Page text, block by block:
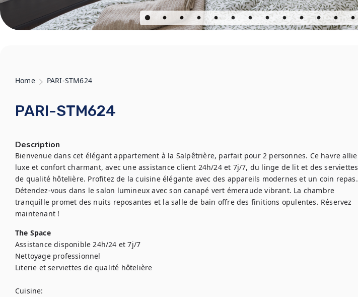
Home PARI-STM624
PARI-STM624
Description
Bienvenue dans cet élégant appartement à la Salpêtrière, parfait pour 2 personnes. Ce havre allie
luxe et confort charmant, avec une assistance client 24h/24 et 7j/7, du linge de lit et des serviettes
de qualité hôtelière. Profitez de la cuisine élégante avec des appareils modernes et un coin repas.
Détendez-vous dans le salon lumineux avec son canapé vert émeraude vibrant. La chambre
tranquille promet des nuits reposantes et la salle de bain offre des finitions opulentes. Réservez
maintenant !
The Space
Assistance disponible 24h/24 et 7j/7
Nettoyage professionnel
Literie et serviettes de qualité hôtelière
Cuisine: